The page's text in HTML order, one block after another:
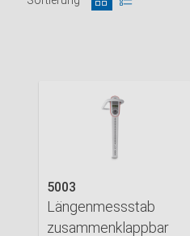
5003
Längenmessstab
zusammenklappbar